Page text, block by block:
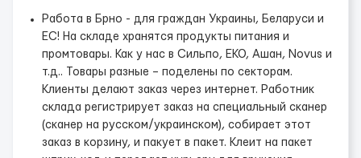
Работа в Брно - для граждан Украины, Беларуси и
ЕС! На складе хранятся продукты питания и
промтовары. Как у нас в Сильпо, EKO, Ашан, Novus и
т.д.. Товары разные – поделены по секторам.
Клиенты делают заказ через интернет. Работник
склада регистрирует заказ на специальный сканер
(сканер на русском/украинском), собирает этот
заказ в корзину, и пакует в пакет. Клеит на пакет